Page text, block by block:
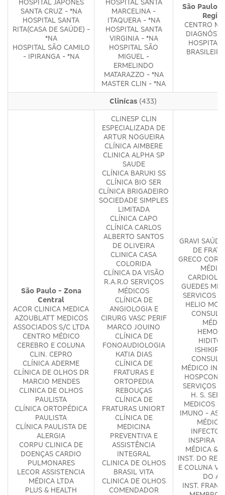
HOSPITAL JAPONÊS
SANTA CRUZ - *NA
HOSPITAL SANTA
RITA(CASA DE SAÚDE) -
*NA
HOSPITAL SÃO CAMILO
- IPIRANGA - *NA
HOSPITAL SANTA
MARCELINA -
ITAQUERA - *NA
HOSPITAL SANTA
VIRGINIA - *NA
HOSPITAL SÃO
MIGUEL -
ERMELINDO
MATARAZZO - *NA
MASTER CLIN - *NA
São Paulo
CENTRO
HOSPITAL
Clinícas (433)
São Paulo - Zona
Central
ACOR CLINICA MEDICA
AZOUBLATT MEDICOS
ASSOCIADOS S/C LTDA
CENTRO MÉDICO
CEREBRO E COLUNA
CLIN. CEPRO
CLÍNICA ADERME
CLÍNICA DE OLHOS DR
MARCIO MENDES
CLINICA DE OLHOS
PAULISTA
CLÍNICA ORTOPÉDICA
PAULISTA
CLÍNICA PAULISTA DE
ALERGIA
CORPU CLINICA DE
DOENÇAS CARDIO
PULMONARES
LECOR ASSISTENCIA
MÉDICA LTDA
PLUS & HEALTH
CLINESP CLIN
ESPECIALIZADA DE
ARTUR NOGUEIRA
CLÍNICA AIMBERE
CLINICA ALPHA SP
SAUDE
CLÍNICA BARUKI SS
CLÍNICA BIO SER
CLÍNICA BRIGADEIRO
SOCIEDADE SIMPLES
LIMITADA
CLÍNICA CAPO
CLÍNICA CARLOS
ALBERTO SANTOS
DE OLIVEIRA
CLINICA CASA
COLORIDA
CLÍNICA DA VISÃO
R.A.R.O SERVIÇOS
MÉDICOS
CLÍNICA DE
ANGIOLOGIA E
CIRURG VASC PERIF
MARCO JOUINO
CLÍNICA DE
FONOAUDIOLOGIA
KATIA DIAS
CLÍNICA DE
FRATURAS E
ORTOPEDIA
REBOUÇAS
CLÍNICA DE
FRATURAS UNIORT
CLÍNICA DE
MEDICINA
PREVENTIVA E
ASSISTÊNCIA
INTEGRAL
CLINICA DE OLHOS
BRASIL VITA
CLINICA DE OLHOS
COMENDADOR
GRAVI
DE
GRECO COR
GUEDES
SERVICOS
HELIO
MÉDICO
SERVIÇOS
H. S.
MEDICOS
IMUNO -
MÉDICA
INSPIRA
MÉDICA &
INST. DO
E COLUNA
DO
INST.